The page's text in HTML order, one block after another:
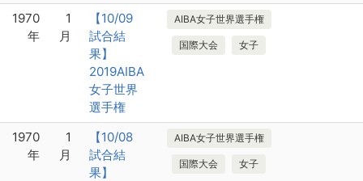
1970
年
1
月
【10/09
試合結
果】
2019AIBA
女子世界
選手権
AIBA女子世界選手権
国際大会 女子
1970
年
1
月
【10/08
試合結
果】
AIBA女子世界選手権
国際大会 女子